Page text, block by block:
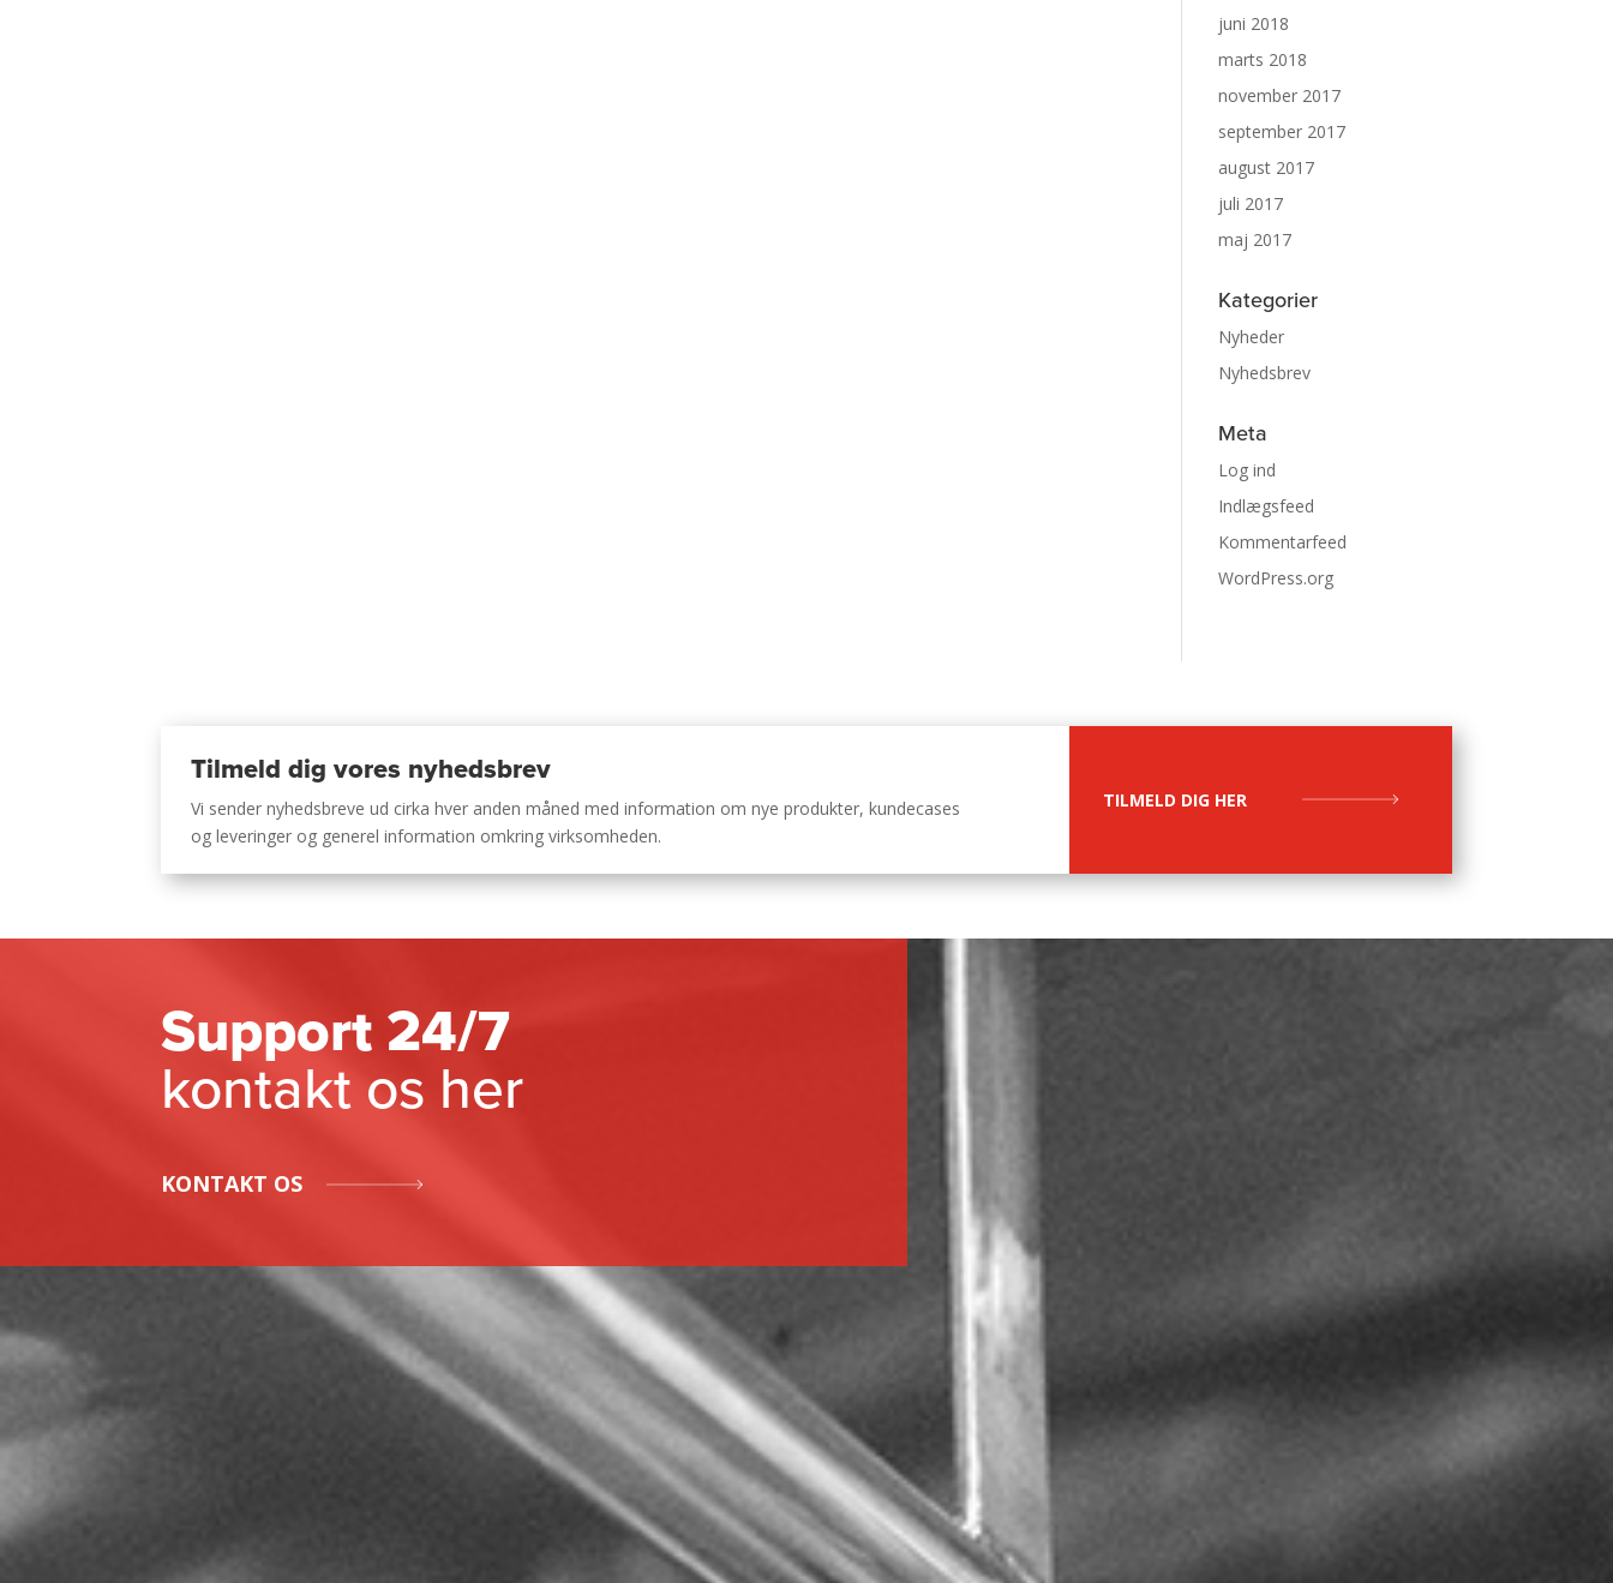
juni 2018
marts 2018
november 2017
september 2017
august 2017
juli 2017
maj 2017
Kategorier
Nyheder
Nyhedsbrev
Meta
Log ind
Indlægsfeed
Kommentarfeed
WordPress.org
Tilmeld dig vores nyhedsbrev
Vi sender nyhedsbreve ud cirka hver anden måned med information om nye produkter, kundecases
og leveringer og generel information omkring virksomheden.
TILMELD DIG HER
Support 24/7
kontakt os her
KONTAKT OS